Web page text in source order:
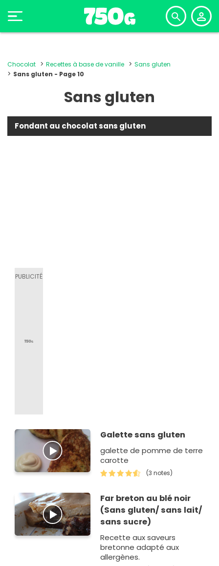
Chocolat Recettes à base de vanille
Sans gluten
Sans gluten - Page 10
Sans gluten
Fondant au chocolat sans gluten
Galette sans gluten
galette de pomme de terre
carotte
(3 notes)
Far breton au blé noir
(Sans gluten/ sans lait/
sans sucre)
Recette aux saveurs
bretonne adapté aux
allergènes.